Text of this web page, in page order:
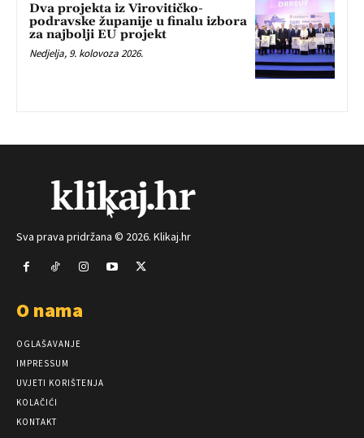
Dva projekta iz Virovitičko-
podravske županije u finalu izbora
za najbolji EU projekt
Nedjelja, 9. kolovoza 2026.
Sva prava pridržana © 2026. Klikaj.hr
O nama
OGLAŠAVANJE
IMPRESSUM
UVJETI KORIŠTENJA
KOLAČIĆI
KONTAKT